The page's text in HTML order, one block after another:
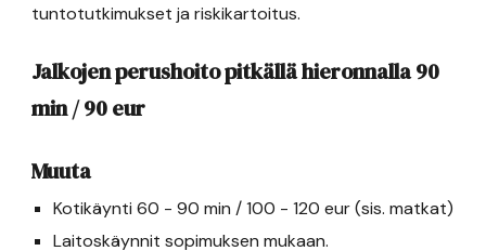
tuntotutkimukset ja riskikartoitus.
Jalkojen perushoito pitkällä hieronnalla 90
min /90eur
Muuta
Kotikäynti 60 - 90 min / 100 - 120 eur (sis. matkat)
Laitoskäynnit sopimuksen mukaan.